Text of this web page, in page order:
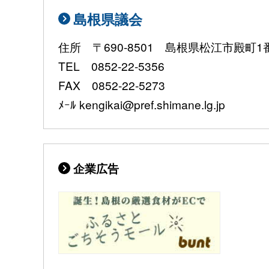
島根県議会
住所 〒690-8501 島根県松江市殿町1
TEL 0852-22-5356
FAX 0852-22-5273
ﾒｰﾙ kengikai@pref.shimane.lg.jp
企業広告